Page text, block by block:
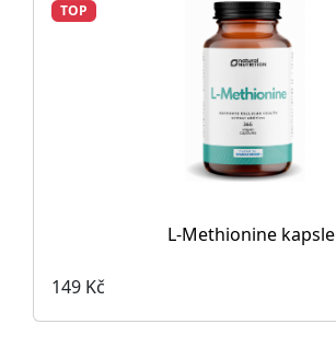
TOP
L-Methionine kapsle
149 Kč